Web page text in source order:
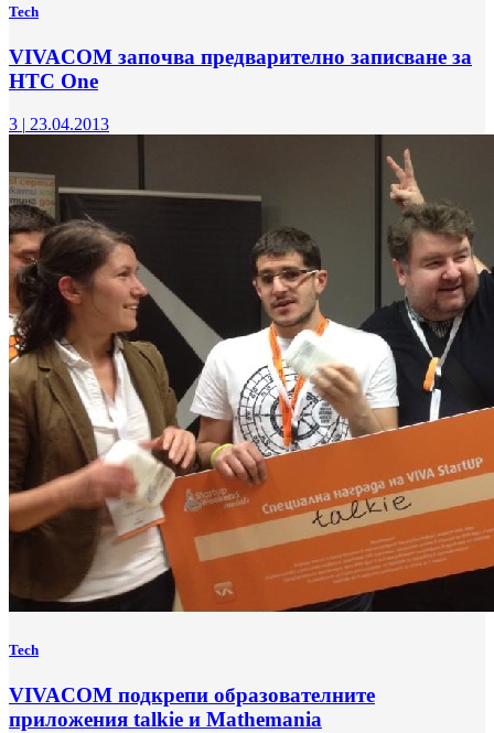
Tech
VIVACOM започва предварително записване за
HTC One
3 | 23.04.2013
Tech
VIVACOM подкрепи образователните
приложения talkie и Mathemania